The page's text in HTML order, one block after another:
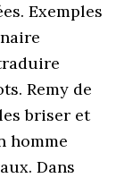
Exemples
Remy de
briser et
homme
Dans